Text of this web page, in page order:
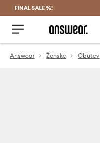
FINAL SALE %!
Answear Ženske Obutev